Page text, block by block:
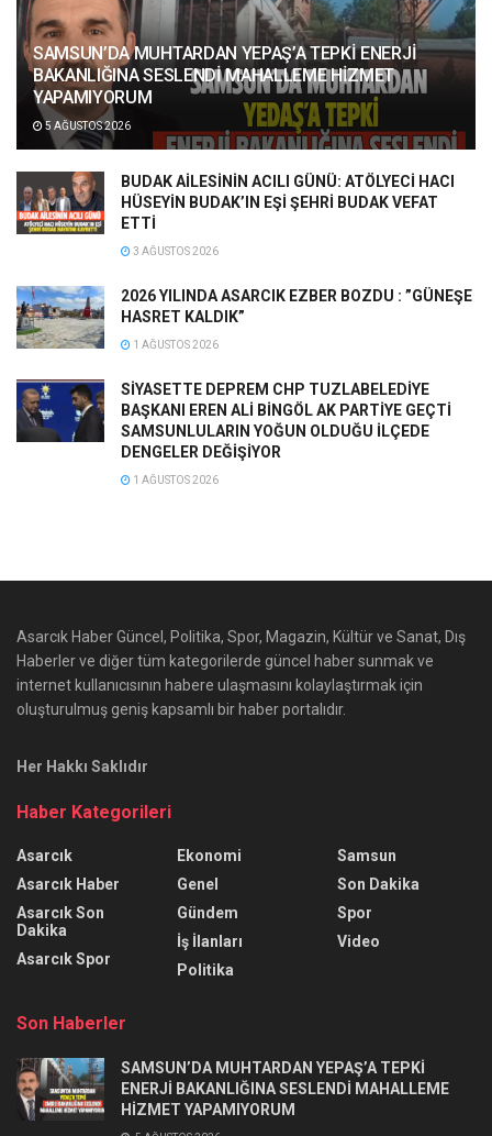
SAMSUN’DA MUHTARDAN YEPAŞ’A TEPKİ ENERJİ
BAKANLIĞINA SESLENDİ MAHALLEME HİZMET
YAPAMIYORUM
5 AĞUSTOS 2026
BUDAK AİLESİNİN ACILI GÜNÜ: ATÖLYECİ HACI
HÜSEYİN BUDAK’IN EŞİ ŞEHRİ BUDAK VEFAT
ETTİ
3 AĞUSTOS 2026
2026 YILINDA ASARCIK EZBER BOZDU : ”GÜNEŞE
HASRET KALDIK”
1 AĞUSTOS 2026
SİYASETTE DEPREM CHP TUZLABELEDİYE
BAŞKANI EREN ALİ BİNGÖL AK PARTİYE GEÇTİ
SAMSUNLULARIN YOĞUN OLDUĞU İLÇEDE
DENGELER DEĞİŞİYOR
1 AĞUSTOS 2026
Asarcık Haber Güncel, Politika, Spor, Magazin, Kültür ve Sanat, Dış
Haberler ve diğer tüm kategorilerde güncel haber sunmak ve
internet kullanıcısının habere ulaşmasını kolaylaştırmak için
oluşturulmuş geniş kapsamlı bir haber portalıdır.
Her Hakkı Saklıdır
Haber Kategorileri
Asarcık
Asarcık Haber
Asarcık Son
Dakika
Asarcık Spor
Ekonomi
Genel
Gündem
İş İlanları
Politika
Samsun
Son Dakika
Spor
Video
Son Haberler
SAMSUN’DA MUHTARDAN YEPAŞ’A TEPKİ
ENERJİ BAKANLIĞINA SESLENDİ MAHALLEME
HİZMET YAPAMIYORUM